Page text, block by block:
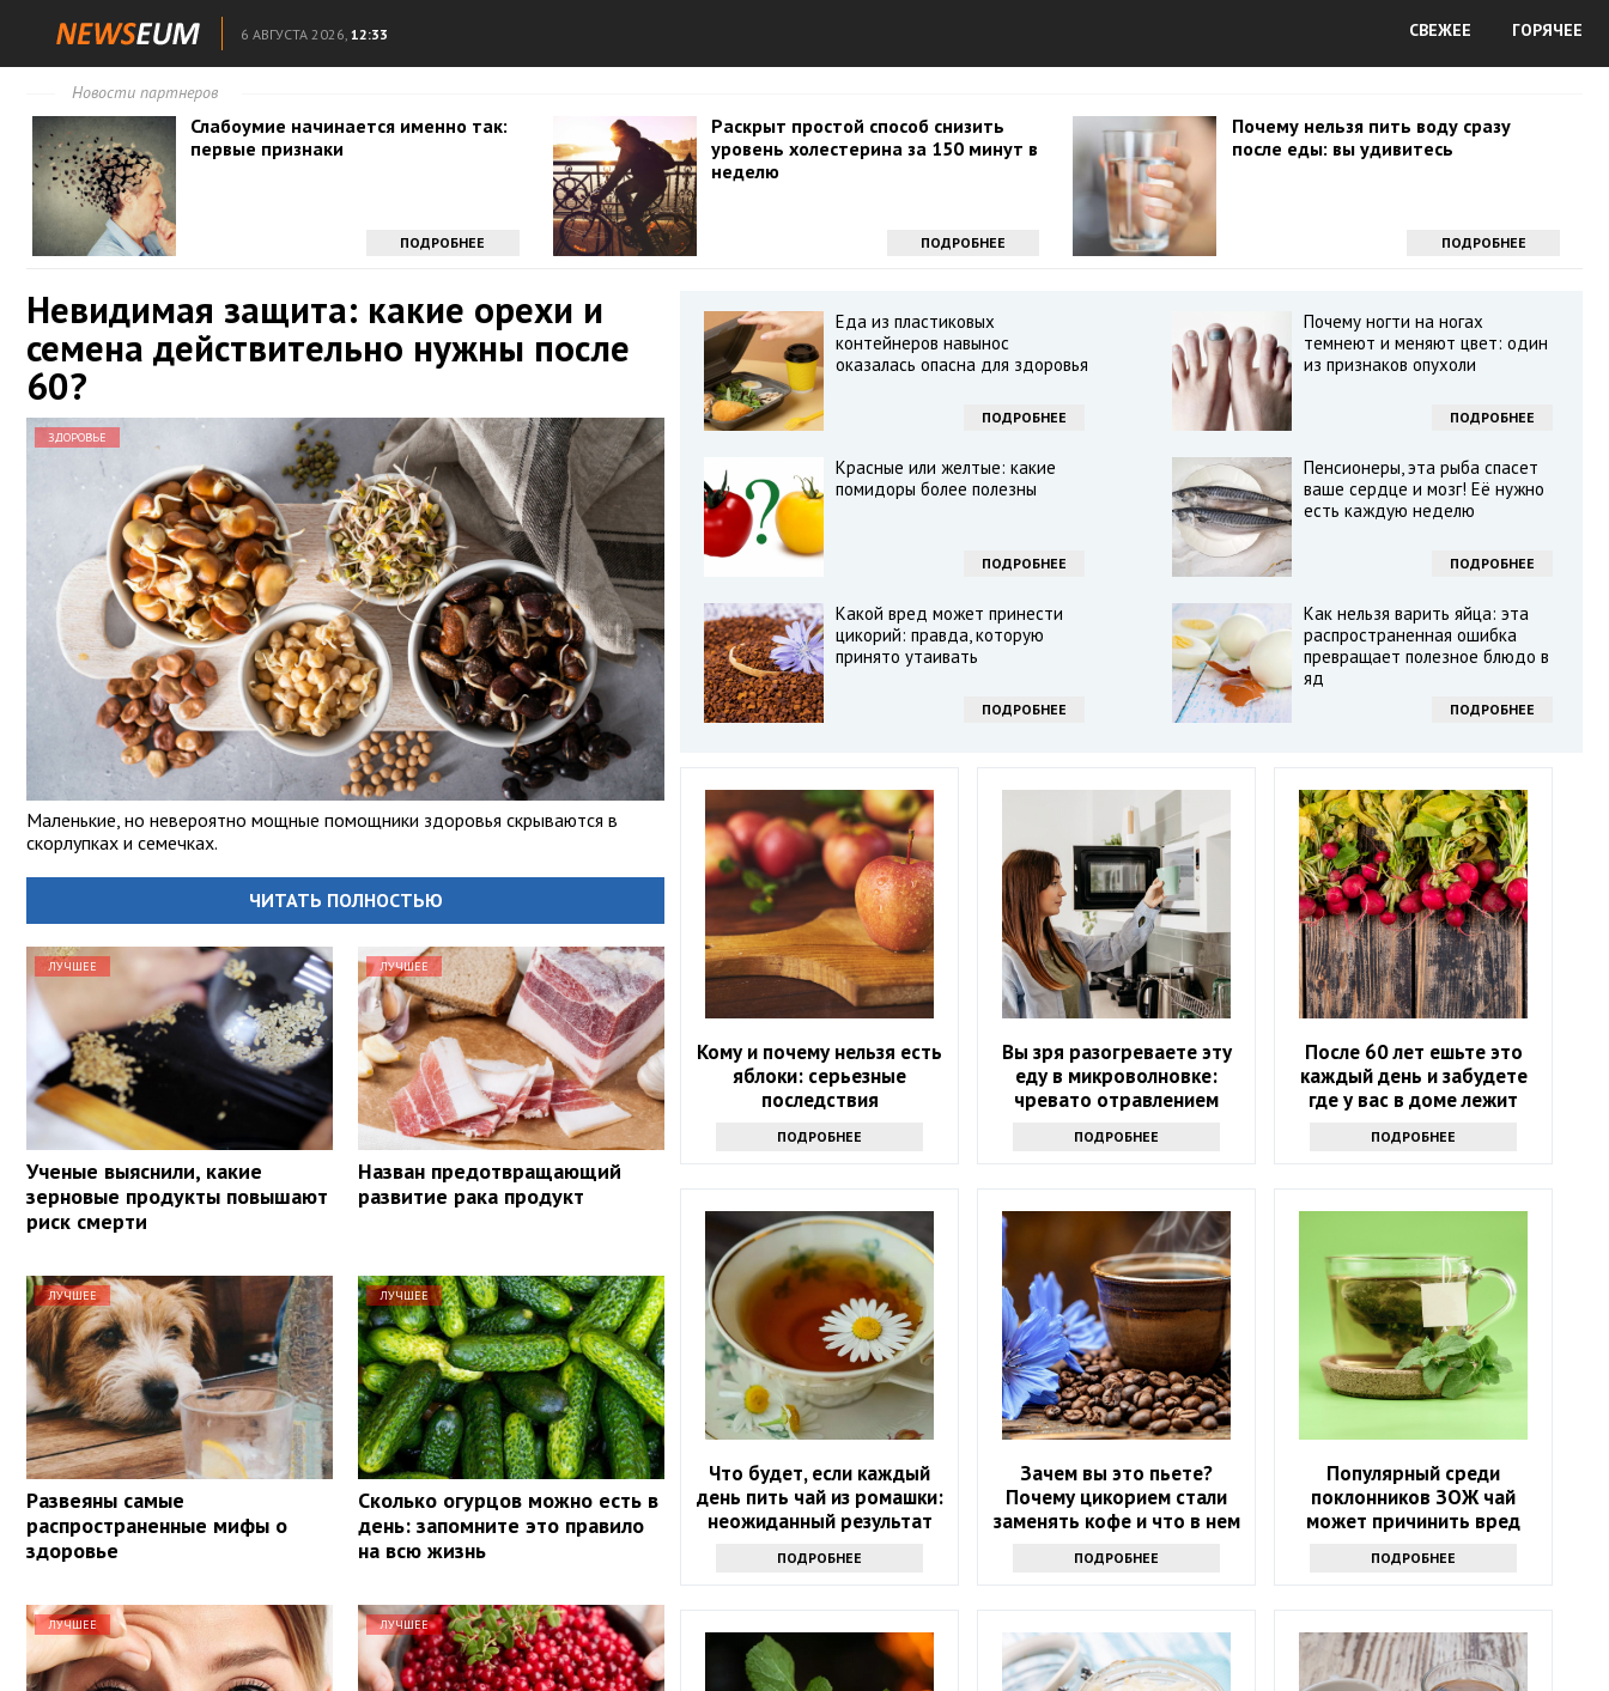
6 АВГУСТА 2026, 12:33 СВЕЖЕЕ ГОРЯЧЕЕ
Новости партнеров
Слабоумие начинается именно так:
первые признаки
ПОДРОБНЕЕ
Раскрыт простой способ снизить
уровень холестерина за 150 минут в
неделю
ПОДРОБНЕЕ
Почему нельзя пить воду сразу
после еды: вы удивитесь
ПОДРОБНЕЕ
Невидимая защита: какие орехи и
семена действительно нужны после
60?
ЗДОРОВЬЕ
Маленькие, но невероятно мощные помощники здоровья скрываются в
скорлупках и семечках.
ЧИТАТЬ ПОЛНОСТЬЮ
ЛУЧШЕЕ
Ученые выяснили, какие
зерновые продукты повышают
риск смерти
ЛУЧШЕЕ
Назван предотвращающий
развитие рака продукт
ЛУЧШЕЕ
Развеяны самые
распространенные мифы о
здоровье
ЛУЧШЕЕ
Сколько огурцов можно есть в
день: запомните это правило
на всю жизнь
ЛУЧШЕЕ ЛУЧШЕЕ
Еда из пластиковых
контейнеров навынос
оказалась опасна для здоровья
ПОДРОБНЕЕ
Почему ногти на ногах
темнеют и меняют цвет: один
из признаков опухоли
ПОДРОБНЕЕ
Красные или желтые: какие
помидоры более полезны
ПОДРОБНЕЕ
Пенсионеры, эта рыба спасет
ваше сердце и мозг! Её нужно
есть каждую неделю
ПОДРОБНЕЕ
Какой вред может принести
цикорий: правда, которую
принято утаивать
ПОДРОБНЕЕ
Как нельзя варить яйца: эта
распространенная ошибка
превращает полезное блюдо в
яд
ПОДРОБНЕЕ
Кому и почему нельзя есть
яблоки: серьезные
последствия
ПОДРОБНЕЕ
Вы зря разогреваете эту
еду в микроволновке:
чревато отравлением
ПОДРОБНЕЕ
После 60 лет ешьте это
каждый день и забудете
где у вас в доме лежит
ПОДРОБНЕЕ
Что будет, если каждый
день пить чай из ромашки:
неожиданный результат
ПОДРОБНЕЕ
Зачем вы это пьете?
Почему цикорием стали
заменять кофе и что в нем
ПОДРОБНЕЕ
Популярный среди
поклонников ЗОЖ чай
может причинить вред
ПОДРОБНЕЕ